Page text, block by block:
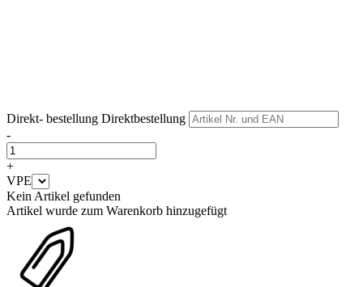
Direkt- bestellung Direktbestellung
-
+
VPE
Kein Artikel gefunden
Artikel wurde zum Warenkorb hinzugefügt